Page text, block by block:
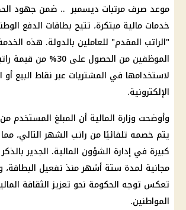
موعد صرف مرتبات ديسمبر .. ضمن جهود
خدمات مالية مبتكرة، تتيح بطاقات الدفع
"الراتب المقدم" للعاملين بالدولة. هذه
الموظفين من الحصول على
لاستخدامها في المشتريات عبر نقاط البيع أو
الإلكترونية.
وأوضحت وزارة المالية أن المبلغ المستخدم
يتم خصمه تلقائيًا من راتب الشهر التالي،
كبيرة في إدارة الشؤون المالية. الجدير
مجانية لمدة ستة أشهر منذ تفعيل
تعكس توجه الحكومة نحو تعزيز الثقافة
المواطنين.